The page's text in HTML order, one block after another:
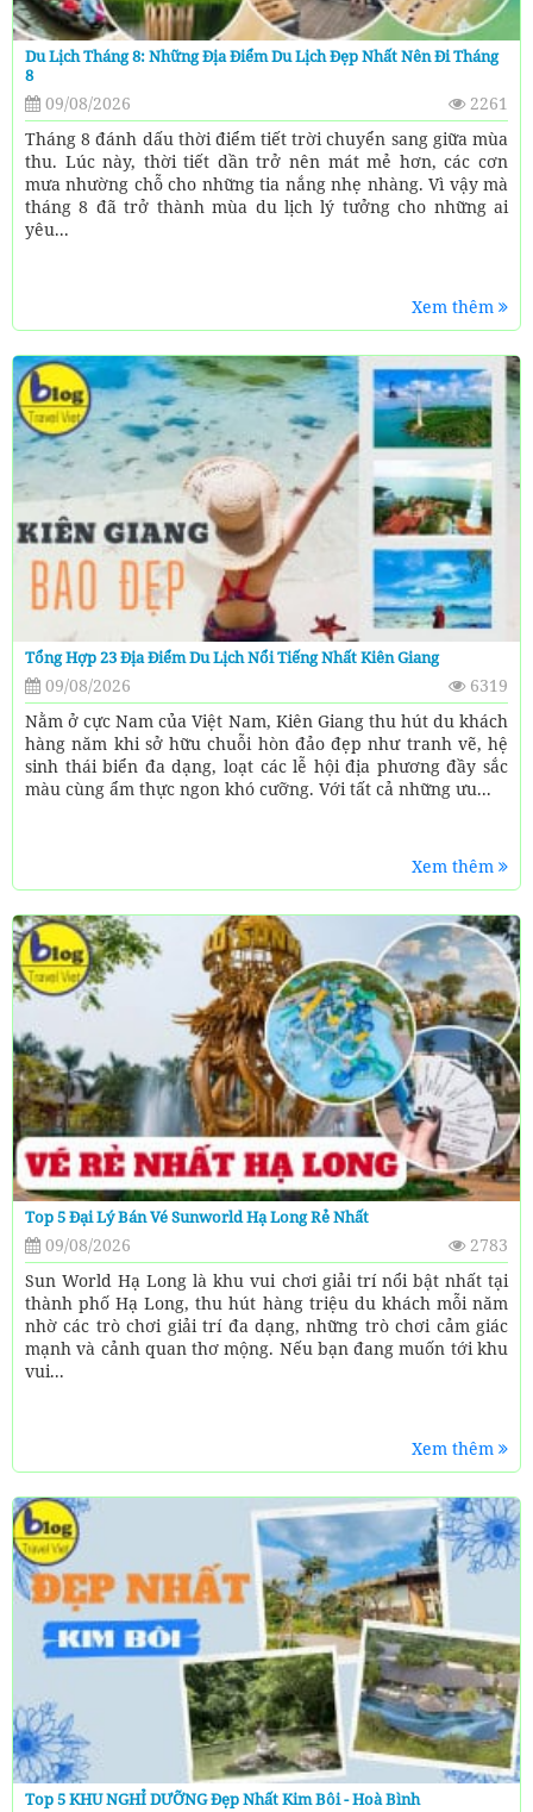
Du Lịch Tháng 8: Những Địa Điểm Du Lịch Đẹp Nhất Nên Đi Tháng
8
09/08/2026
2261
Tháng 8 đánh dấu thời điểm tiết trời chuyển sang giữa mùa
thu. Lúc này, thời tiết dần trở nên mát mẻ hơn, các cơn
mưa nhường chỗ cho những tia nắng nhẹ nhàng. Vì vậy mà
tháng 8 đã trở thành mùa du lịch lý tưởng cho những ai
yêu...
Xem thêm
Tổng Hợp 23 Địa Điểm Du Lịch Nổi Tiếng Nhất Kiên Giang
09/08/2026
6319
Nằm ở cực Nam của Việt Nam, Kiên Giang thu hút du khách
hàng năm khi sở hữu chuỗi hòn đảo đẹp như tranh vẽ, hệ
sinh thái biển đa dạng, loạt các lễ hội địa phương đầy sắc
màu cùng ẩm thực ngon khó cưỡng. Với tất cả những ưu...
Xem thêm
Top 5 Đại Lý Bán Vé Sunworld Hạ Long Rẻ Nhất
09/08/2026
2783
Sun World Hạ Long là khu vui chơi giải trí nổi bật nhất tại
thành phố Hạ Long, thu hút hàng triệu du khách mỗi năm
nhờ các trò chơi giải trí đa dạng, những trò chơi cảm giác
mạnh và cảnh quan thơ mộng. Nếu bạn đang muốn tới khu
vui...
Xem thêm
Top 5 KHU NGHỈ DƯỠNG Đẹp Nhất Kim Bôi - Hoà Bình